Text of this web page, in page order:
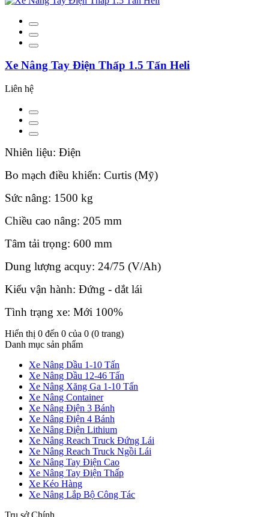
Xe Nâng Tay Điện Thấp 1.5 Tấn Heli
Liên hệ
Nhiên liệu: Điện
Bo mạch điều khiển: Curtis (Mỹ)
Sức nâng: 1500 kg
Chiều cao nâng: 205 mm
Tâm tải trọng: 600 mm
Dung lượng acquy: 24/75 (V/Ah)
Kiểu vận hành: Đứng - dắt lái
Tình trạng xe: Mới 100%
Hiển thị 0 đến 0 của 0 (0 trang)
Danh mục sản phẩm
Xe Nâng Dầu 1-10 Tấn
Xe Nâng Dầu 12-46 Tấn
Xe Nâng Xăng Ga 1-10 Tấn
Xe Nâng Container
Xe Nâng Điện 3 Bánh
Xe Nâng Điện 4 Bánh
Xe Nâng Điện Lithium
Xe Nâng Reach Truck Đứng Lái
Xe Nâng Reach Truck Ngồi Lái
Xe Nâng Tay Điện Cao
Xe Nâng Tay Điện Thấp
Xe Kéo Hàng
Xe Nâng Lắp Bộ Công Tác